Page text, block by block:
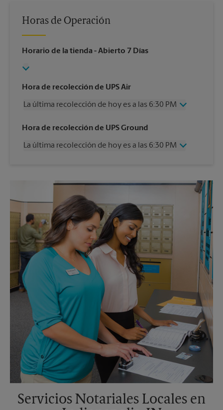
Horas de Operación
Horario de la tienda - Abierto 7 Días
Hora de recolección de UPS Air
La última recolección de hoy es a las 6:30 PM
Miércoles
6:30 PM
Viernes
6:30 PM
Hora de recolección de UPS Ground
La última recolección de hoy es a las 6:30 PM
Sin Recolección
Domingo
Sin Recolección
Lunes
6:30 PM
Martes
6:30 PM
Servicios Notariales Locales en